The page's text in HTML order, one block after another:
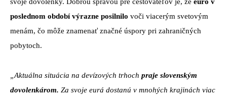
svoje dovolenky. Dobrou správou pre cestovateľov je, že euro v
poslednom období výrazne posilnilo voči viacerým svetovým
menám, čo môže znamenať značné úspory pri zahraničných
pobytoch.
„Aktuálna situácia na devízových trhoch praje slovenským
dovolenkárom. Za svoje eurá dostanú v mnohých krajinách viac